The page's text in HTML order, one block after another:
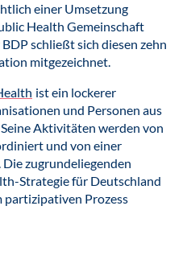
einer Umsetzung
Health Gemeinschaft
schließt sich diesen zehn
mitgezeichnet.
ist ein lockerer
und Personen aus
Aktivitäten werden von
und von einer
zugrundeliegenden
Strategie für Deutschland
partizipativen Prozess